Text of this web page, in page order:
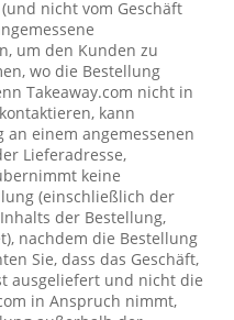
nicht vom Geschäft
um den Kunden zu
wo die Bestellung
Takeaway.com nicht in
kann
an einem angemessenen
Lieferadresse,
keine
(einschließlich der
der Bestellung,
nachdem die Bestellung
Sie, dass das Geschäft,
ausgeliefert und nicht die
in Anspruch nimmt,